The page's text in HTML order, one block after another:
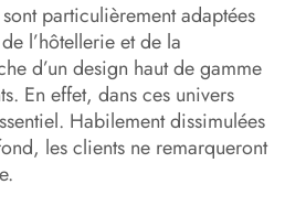
particulièrement adaptées
l’hôtellerie et de la
d’un design haut de gamme
En effet, dans ces univers
Habilement dissimulées
les clients ne remarqueront